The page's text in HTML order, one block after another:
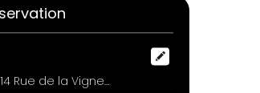
La Vignette Fitness, 14 Rue de la Vignette, Auderghem